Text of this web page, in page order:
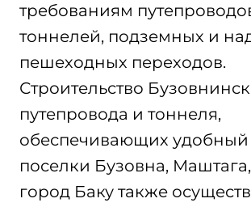
требованиям
тоннелей, подземных и
пешеходных переходов.
Строительство
путепровода и тоннеля,
обеспечивающих удобный
поселки Бузовна,
город Баку также